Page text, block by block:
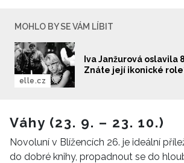
MOHLO BY SE VÁM LÍBIT
Iva Janžurová oslavila
Znáte její ikonické
elle.cz
Váhy (23. 9. – 23. 10.)
Novoluní v Blížencích 26. je ideální
do dobré knihy, propadnout se do